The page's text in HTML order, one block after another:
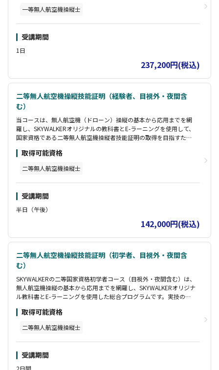
この講習は基本講習のみのコースとなります。(座学・修了審査含む)
別途、E-ラーニング費用が必要です。
・DIPSマニュアル 包括申請編
・DIPS2.0 飛行計画通報マニュアル
一等無人航空機操縦士
受講期間
1日
237,200円(税込)
二等無人航空機操縦技能証明（経験者、目視外・夜間含
む）
当コースは、無人航空機（ドローン）操縦の基本から応用までを網
羅し、SKYWALKERオリジナルの教科書とE-ラーニングを使用して、
国家資格である二等無人航空機操縦者技能証明の取得を目指すため
この講習は、基本講習＋目視外＋夜間のセットコースです。（座
学・修了審査含む）
目視外、夜間に関しては基本講習が合格したのち、受講が可能にな
【受講者様特典】
取得可能資格
二等無人航空機操縦士
受講期間
半日（午後）
142,000円(税込)
二等無人航空機操縦技能証明（初学者、目視外・夜間含
む）
SKYWALKERの二等国家資格初学者コース（目視外・夜間含む）は、
無人航空機操縦の基本から応用までを網羅し、SKYWALKERオリジナ
ル教科書とE-ラーニングを使用した総合プログラムです。実技のみ
で、目視外・夜間は基本合格後に受講可能です。
SKYWALKERオリジナル教科書で国家試験出題範囲をしっかり説明
し、E-ラーニングで国家試験予想問題250問・机上試験5セット（本
校で受験）対策を行います。受講者特典として、DIPSマニュアル包
レンタル無料・SKYWALKERメルマガ会員が含まれます。再試行Clau
deは間違えることがあります。回答内容を必ずご確認ください。
取得可能資格
二等無人航空機操縦士
受講期間
2日間